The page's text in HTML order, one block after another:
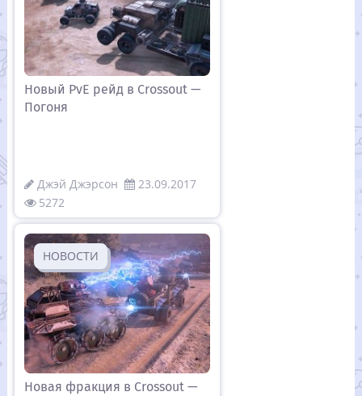
Новый PvE рейд в Crossout —
Погоня
Джэй Джэрсон
23.09.2017
5272
НОВОСТИ
Новая фракция в Crossout —